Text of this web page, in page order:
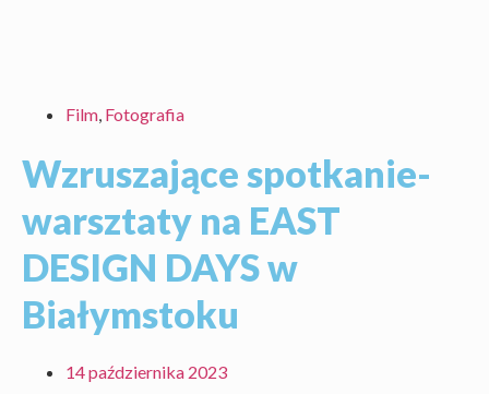
Film, Fotografia
Wzruszające spotkanie-
warsztaty na EAST
DESIGN DAYS w
Białymstoku
14 października 2023